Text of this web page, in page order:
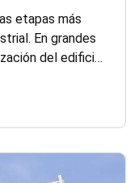
etapas más
En grandes
del edificio